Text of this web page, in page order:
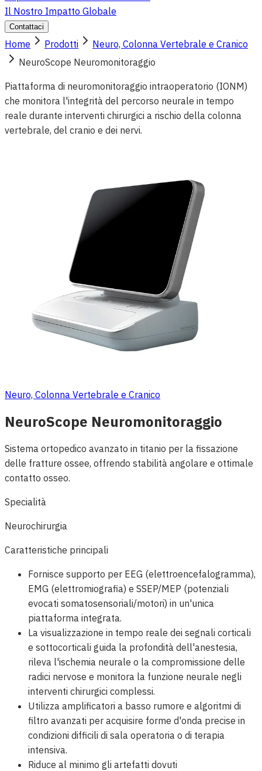
Il Nostro Impatto Globale
Contattaci
Home Prodotti
Neuro, Colonna Vertebrale e Cranico
NeuroScope Neuromonitoraggio
Piattaforma di neuromonitoraggio intraoperatorio (IONM)
che monitora l'integrità del percorso neurale in tempo
reale durante interventi chirurgici a rischio della colonna
vertebrale, del cranio e dei nervi.
Neuro, Colonna Vertebrale e Cranico
NeuroScope Neuromonitoraggio
Sistema ortopedico avanzato in titanio per la fissazione
delle fratture ossee, offrendo stabilità angolare e ottimale
contatto osseo.
Specialità
Neurochirurgia
Caratteristiche principali
Fornisce supporto per EEG (elettroencefalogramma),
EMG (elettromiografia) e SSEP/MEP (potenziali
evocati somatosensoriali/motori) in un'unica
piattaforma integrata.
La visualizzazione in tempo reale dei segnali corticali
e sottocorticali guida la profondità dell'anestesia,
rileva l'ischemia neurale o la compromissione delle
radici nervose e monitora la funzione neurale negli
interventi chirurgici complessi.
Utilizza amplificatori a basso rumore e algoritmi di
filtro avanzati per acquisire forme d'onda precise in
condizioni difficili di sala operatoria o di terapia
intensiva.
Riduce al minimo gli artefatti dovuti